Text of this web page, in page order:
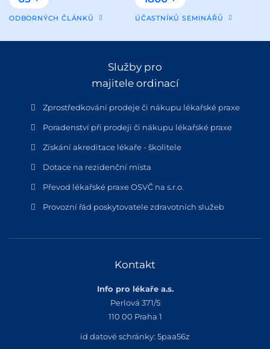
ODBORNÝCH ČLÁNKŮ ÚČASTNÍKŮ SEMINÁŘŮ
Služby pro
majitele ordinací
Zprostředkování prodeje či nákupu lékařské praxe
Poradenství při prodeji či nákupu lékařské praxe
Získání akreditace lékaře - školitele
Dotace na rezidenční místa
Převod lékařské praxe OSVČ na s.r.o.
Provozní řád poskytovatele zdravotních služeb
Kontakt
Info pro lékaře a.s.
Perlová 371/5
110 00 Praha 1
id datové schránky: 5paa56z